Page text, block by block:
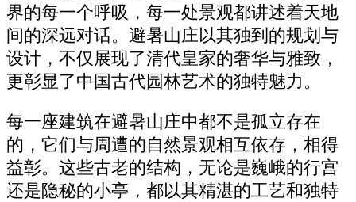
界的每一个呼吸，每一处景观都讲述着天地
间的深远对话。避暑山庄以其独到的规划与
设计，不仅展现了清代皇家的奢华与雅致，
更彰显了中国古代园林艺术的独特魅力。
每一座建筑在避暑山庄中都不是孤立存在
的，它们与周遭的自然景观相互依存，相得
益彰。这些古老的结构，无论是巍峨的行宫
还是隐秘的小亭，都以其精湛的工艺和独特